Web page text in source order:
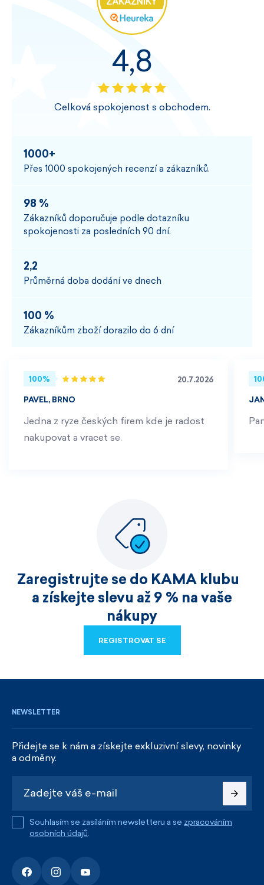
4,8
Celková spokojenost s obchodem.
1000+
Přes 1000 spokojených recenzí a zákazníků.
98 %
Zákazníků doporučuje podle dotazníku
spokojenosti za posledních 90 dní.
2,2
Průměrná doba dodání ve dnech
100 %
Zákazníkům zboží dorazilo do 6 dní
100% 20.7.2026
PAVEL, BRNO
Jedna z ryze českých firem kde je radost
nakupovat a vracet se.
Zaregistrujte se do KAMA klubu
a získejte slevu až 9 % na vaše
nákupy
REGISTROVAT SE
NEWSLETTER
Přidejte se k nám a získejte exkluzivní slevy, novinky
a odměny.
Souhlasím se zasíláním newsletteru a se zpracováním
osobních údajů.